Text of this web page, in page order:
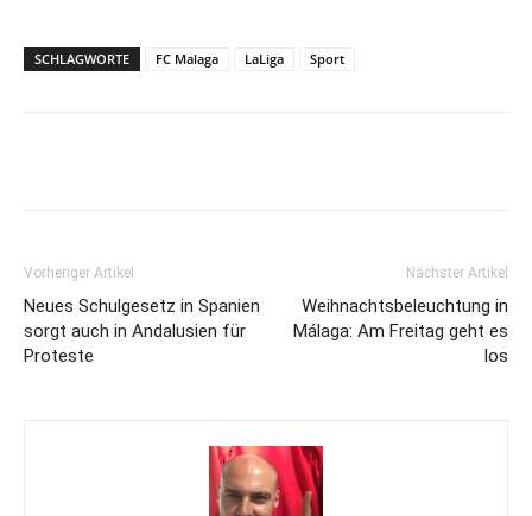
SCHLAGWORTE FC Malaga LaLiga Sport
Vorheriger Artikel
Neues Schulgesetz in Spanien
sorgt auch in Andalusien für
Proteste
Nächster Artikel
Weihnachtsbeleuchtung in
Málaga: Am Freitag geht es
los